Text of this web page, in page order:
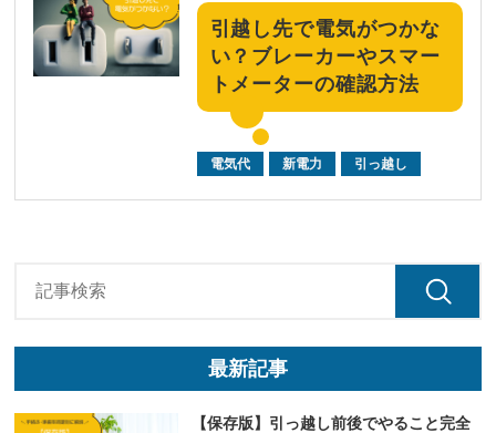
引越し先で電気がつかな
い？ブレーカーやスマー
トメーターの確認方法
電気代 新電力 引っ越し
最新記事
【保存版】引っ越し前後でやること完全